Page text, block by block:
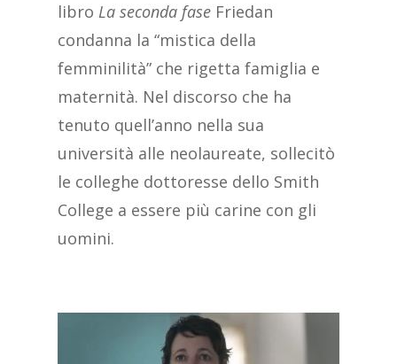
libro La seconda fase Friedan
condanna la “mistica della
femminilità” che rigetta famiglia e
maternità. Nel discorso che ha
tenuto quell’anno nella sua
università alle neolaureate, sollecitò
le colleghe dottoresse dello Smith
College a essere più carine con gli
uomini.